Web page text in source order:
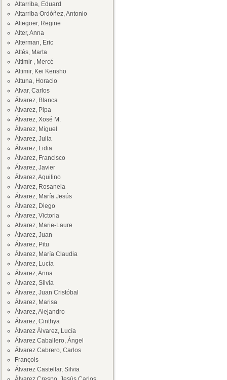
Altarriba, Eduard
Altarriba Ordóñez, Antonio
Altegoer, Regine
Alter, Anna
Alterman, Eric
Altés, Marta
Altimir , Mercé
Altimir, Kei Kensho
Altuna, Horacio
Alvar, Carlos
Álvarez, Blanca
Álvarez, Pipa
Álvarez, Xosé M.
Álvarez, Miguel
Álvarez, Julia
Álvarez, Lidia
Álvarez, Francisco
Álvarez, Javier
Álvarez, Aquilino
Álvarez, Rosanela
Álvarez, María Jesús
Álvarez, Diego
Álvarez, Victoria
Alvarez, Marie-Laure
Álvarez, Juan
Álvarez, Pitu
Álvarez, María Claudia
Álvarez, Lucía
Álvarez, Anna
Álvarez, Silvia
Álvarez, Juan Cristóbal
Álvarez, Marisa
Álvarez, Alejandro
Álvarez, Cinthya
Álvarez Álvarez, Lucía
Álvarez Caballero, Ángel
Álvarez Cabrero, Carlos
François
Álvarez Castellar, Silvia